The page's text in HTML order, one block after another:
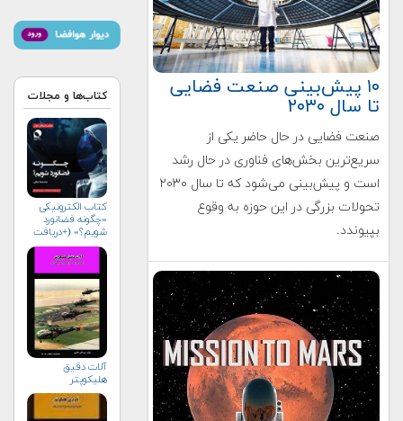
۱۰ پیش‌بینی صنعت فضایی
تا سال ۲۰۳۰
صنعت فضایی در حال حاضر یکی از
سریع‌ترین بخش‌های فناوری در حال رشد
است و پیش‌بینی می‌شود که تا سال ۲۰۳۰
تحولات بزرگی در این حوزه به وقوع
بپیوندد.
کتاب‌ها و مجلات
کتاب الکترونیکی
«چگونه فضانورد
شویم؟» (+دریافت
رایگان)
آلات دقيق
هليكوپتر